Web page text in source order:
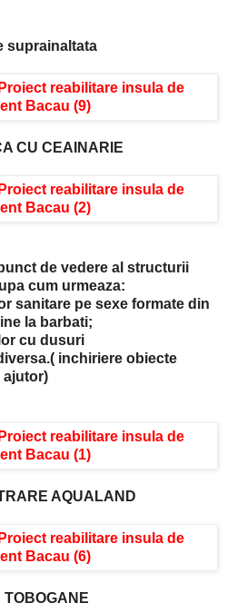
suprainaltata
CU CEAINARIE
de vedere al structurii
cum urmeaza:
sanitare pe sexe formate din
la barbati;
cu dusuri
inchiriere obiecte
ajutor)
AQUALAND
TOBOGANE